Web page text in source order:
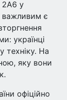
2A6 у
важливим є
українці
техніку. На
яку вони
офіційно